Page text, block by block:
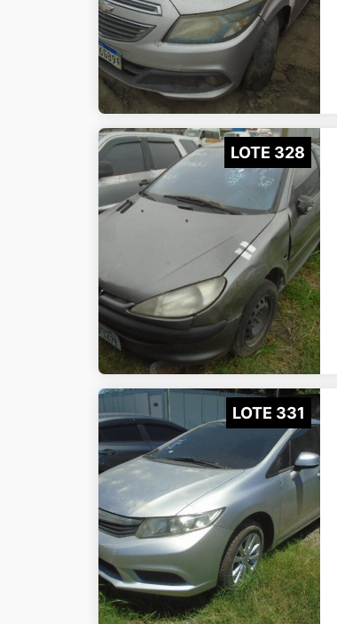
LOTE 328
LOTE 331